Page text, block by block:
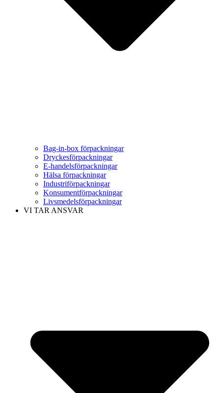
Bag-in-box förpackningar
Dryckesförpackningar
E-handelsförpackningar
Hälsa förpackningar
Industriförpackningar
Konsumentförpackningar
Livsmedelsförpackningar
VI TAR ANSVAR